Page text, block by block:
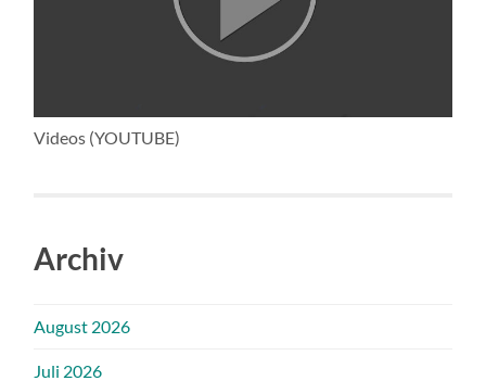
Videos (YOUTUBE)
Archiv
August 2026
Juli 2026